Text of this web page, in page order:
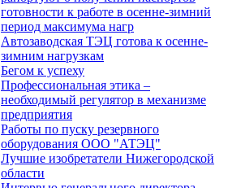
готовности к работе в осенне-зимний
период максимума нагр
Автозаводская ТЭЦ готова к осенне-
зимним нагрузкам
Бегом к успеху
Профессиональная этика –
необходимый регулятор в механизме
предприятия
Работы по пуску резервного
оборудования ООО "АТЭЦ"
Лучшие изобретатели Нижегородской
области